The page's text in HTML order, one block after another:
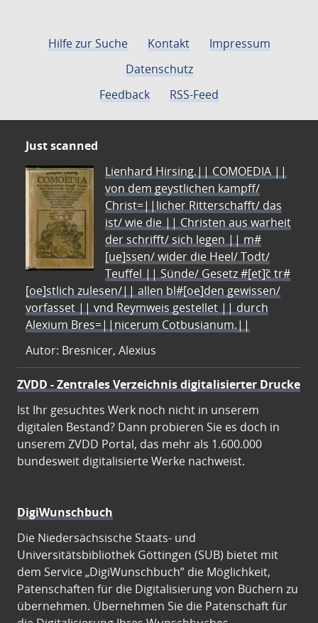
Hilfe zur Suche Kontakt
Impressum
Datenschutz
Feedback
RSS-Feed
Just scanned
Lienhard Hirsing.|| COMOEDIA ||
von dem geystlichen kampff/
Christ=||licher Ritterschafft/ das
ist/ wie die || Christen aus warheit
der schrifft/ sich legen || m#
[ue]ssen/ wider die Heel/ Todt/
Teuffel || Sünde/ Gesetz #[et]c̃ tr#
[oe]stlich zulesen/|| allen bl#[oe]den gewissen/
vorfasset || vnd Reymweis gestellet || durch
Alexium Bres=||nicerum Cotbusianum.||
Autor: Bresnicer, Alexius
ZVDD - Zentrales Verzeichnis digitalisierter Drucke
Ist Ihr gesuchtes Werk noch nicht in unserem
digitalen Bestand? Dann probieren Sie es doch in
unserem ZVDD Portal, das mehr als 1.600.000
bundesweit digitalisierte Werke nachweist.
DigiWunschbuch
Die Niedersächsische Staats- und
Universitätsbibliothek Göttingen (SUB) bietet mit
dem Service „DigiWunschbuch” die Möglichkeit,
Patenschaften für die Digitalisierung von Büchern zu
übernehmen. Übernehmen Sie die Patenschaft für